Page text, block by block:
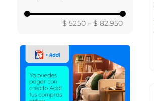
Carburadores E Inyectores
Tratamientos Aceite
Eliminador Rayones
$ 5250 – $ 82.950